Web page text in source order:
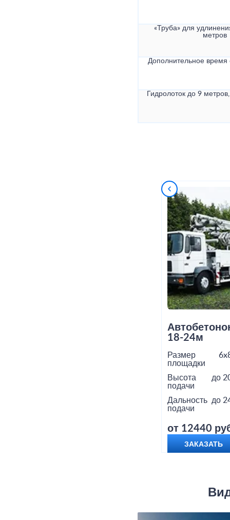
«Труба» для
метров
Дополнительное
Гидролоток до 9
18-24м
Размер
площадки
Высота
подачи
до
Дальность
подачи
до
от 12440
ЗАКАЗАТЬ